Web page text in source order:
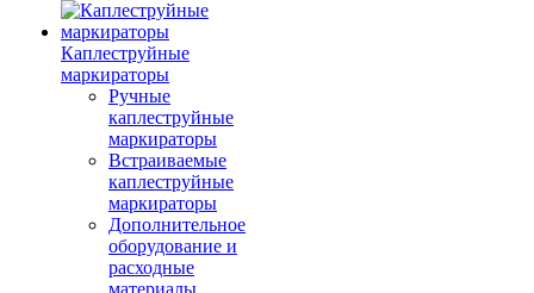
Каплеструйные
маркираторы
Ручные
каплеструйные
маркираторы
Встраиваемые
каплеструйные
маркираторы
Дополнительное
оборудование и
расходные
материалы